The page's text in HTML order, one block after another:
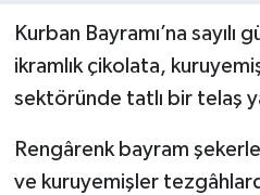
Kurban Bayramı’na
ikramlık çikolata,
sektöründe tatlı bir telaş
Rengârenk bayram
ve kuruyemişler